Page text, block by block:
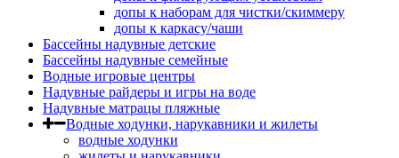
допы к наборам для чистки/скиммеру
допы к каркасу/чаши
Бассейны надувные детские
Бассейны надувные семейные
Водные игровые центры
Надувные райдеры и игры на воде
Надувные матрацы пляжные
Водные ходунки, нарукавники и жилеты
водные ходунки